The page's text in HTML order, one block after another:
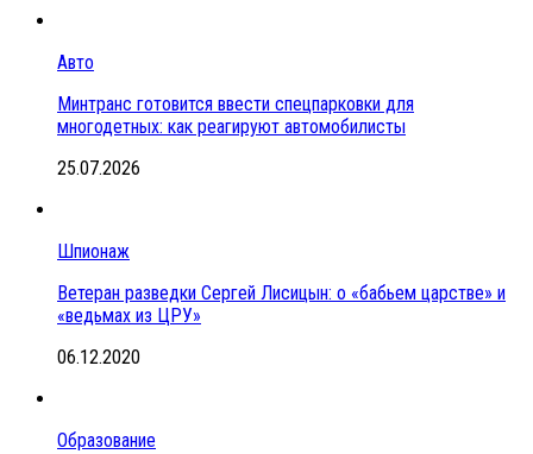
Авто
Минтранс готовится ввести спецпарковки для
многодетных: как реагируют автомобилисты
25.07.2026
Шпионаж
Ветеран разведки Сергей Лисицын: о «бабьем царстве» и
«ведьмах из ЦРУ»
06.12.2020
Образование